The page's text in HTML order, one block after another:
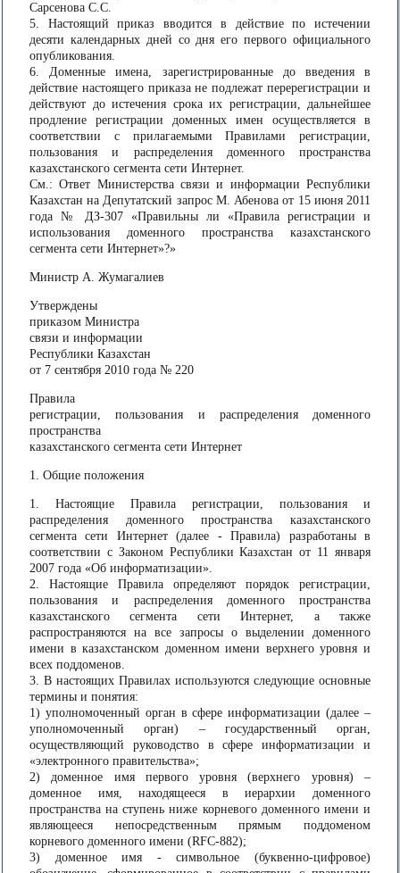
Сарсенова С.С.
5. Настоящий приказ вводится в действие по истечении
десяти календарных дней со дня его первого официального
опубликования.
6. Доменные имена, зарегистрированные до введения в
действие настоящего приказа не подлежат перерегистрации и
действуют до истечения срока их регистрации, дальнейшее
продление регистрации доменных имен осуществляется в
соответствии с прилагаемыми Правилами регистрации,
пользования и распределения доменного пространства
казахстанского сегмента сети Интернет.
См.: Ответ Министерства связи и информации Республики
Казахстан на Депутатский запрос М. Абенова от 15 июня 2011
года № ДЗ-307 «Правильны ли «Правила регистрации и
использования доменного пространства казахстанского
сегмента сети Интернет»?»
Министр А. Жумагалиев
Утверждены
приказом Министра
связи и информации
Республики Казахстан
от 7 сентября 2010 года № 220
Правила
регистрации, пользования и распределения доменного
пространства
казахстанского сегмента сети Интернет
1. Общие положения
1. Настоящие Правила регистрации, пользования и
распределения доменного пространства казахстанского
сегмента сети Интернет (далее - Правила) разработаны в
соответствии с Законом Республики Казахстан от 11 января
2007 года «Об информатизации».
2. Настоящие Правила определяют порядок регистрации,
пользования и распределения доменного пространства
казахстанского сегмента сети Интернет, а также
распространяются на все запросы о выделении доменного
имени в казахстанском доменном имени верхнего уровня и
всех поддоменов.
3. В настоящих Правилах используются следующие основные
термины и понятия:
1) уполномоченный орган в сфере информатизации (далее –
уполномоченный орган) – государственный орган,
осуществляющий руководство в сфере информатизации и
«электронного правительства»;
2) доменное имя первого уровня (верхнего уровня) –
доменное имя, находящееся в иерархии доменного
пространства на ступень ниже корневого доменного имени и
являющееся непосредственным прямым поддоменом
корневого доменного имени (RFC-882);
3) доменное имя - символьное (буквенно-цифровое)